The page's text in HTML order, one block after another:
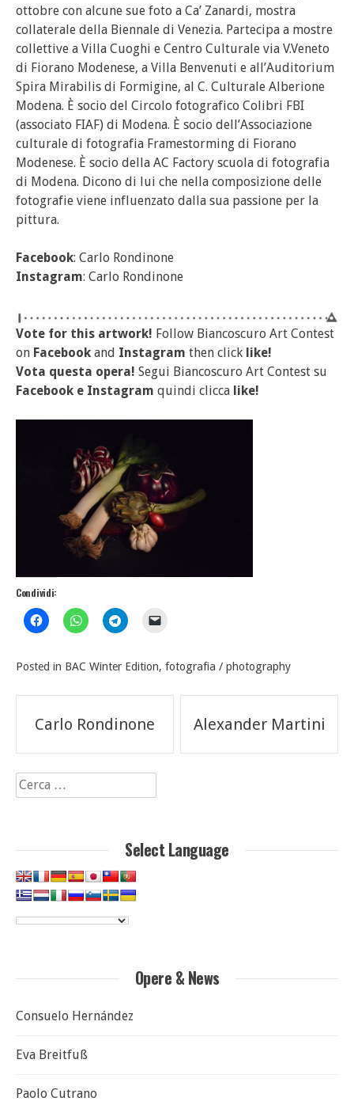
ottobre con alcune sue foto a Ca’ Zanardi, mostra
collaterale della Biennale di Venezia. Partecipa a mostre
collettive a Villa Cuoghi e Centro Culturale via V.Veneto
di Fiorano Modenese, a Villa Benvenuti e all’Auditorium
Spira Mirabilis di Formigine, al C. Culturale Alberione
Modena. È socio del Circolo fotografico Colibri FBI
(associato FIAF) di Modena. È socio dell’Associazione
culturale di fotografia Framestorming di Fiorano
Modenese. È socio della AC Factory scuola di fotografia
di Modena. Dicono di lui che nella composizione delle
fotografie viene influenzato dalla sua passione per la
pittura.
Facebook: Carlo Rondinone
Instagram: Carlo Rondinone
Vote for this artwork! Follow Biancoscuro Art Contest
on Facebook and Instagram then click like!
Vota questa opera! Segui Biancoscuro Art Contest su
Facebook e Instagram quindi clicca like!
Condividi:
Posted in BAC Winter Edition, fotografia / photography
Navigazione
articoli
Carlo Rondinone Alexander Martini
Ricerca
per:
Select Language
Opere & News
Consuelo Hernández
Eva Breitfuß
Paolo Cutrano